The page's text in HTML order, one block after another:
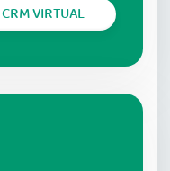
CRM VIRTUAL